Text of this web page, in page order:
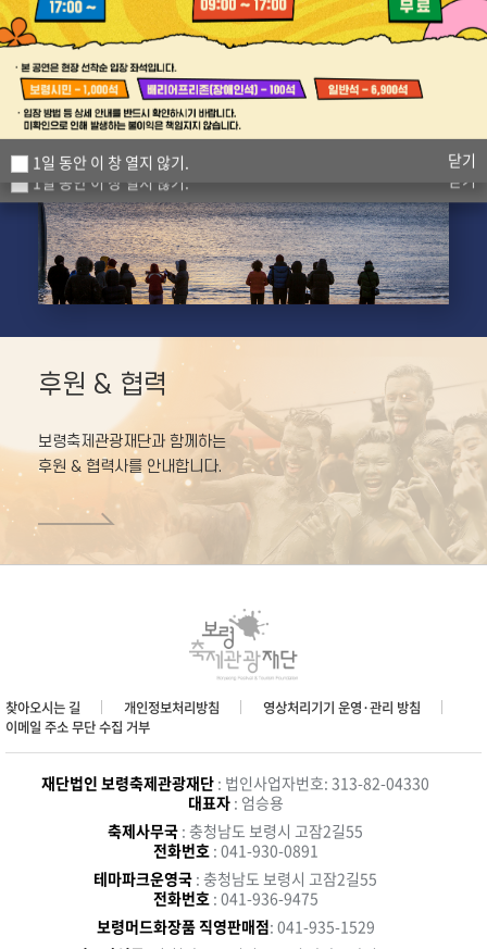
후원 & 협력
보령축제관광재단과 함께하는
후원 & 협력사를 안내합니다.
찾아오시는 길 개인정보처리방침
영상처리기기 운영·관리 방침
이메일 주소 무단 수집 거부
재단법인 보령축제관광재단 : 법인사업자번호: 313-82-04330
대표자: 엄승용
축제사무국 : 충청남도 보령시 고잠2길55
전화번호 : 041-930-0891
테마파크운영국 : 충청남도 보령시 고잠2길55
전화번호 : 041-936-9475
보령머드화장품 직영판매점: 041-935-1529
1일 동안 이 창 열지 않기.
닫기
1일 동안 이 창 열지 않기.
닫기
1일 동안 이 창 열지 않기. 닫기